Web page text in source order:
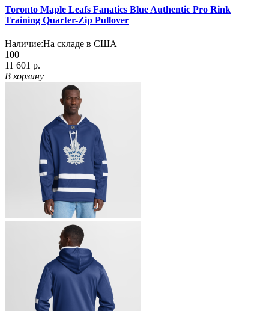
Toronto Maple Leafs Fanatics Blue Authentic Pro Rink
Training Quarter-Zip Pullover
Наличие:На складе в США
100
11 601 р.
В корзину